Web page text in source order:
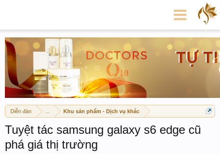
Diễn đàn Khu sản phẩm - Dịch vụ khác
Tuyệt tác samsung galaxy s6 edge cũ
phá giá thị trường